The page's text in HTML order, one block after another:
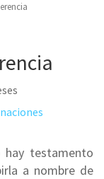
testamento
a nombre de